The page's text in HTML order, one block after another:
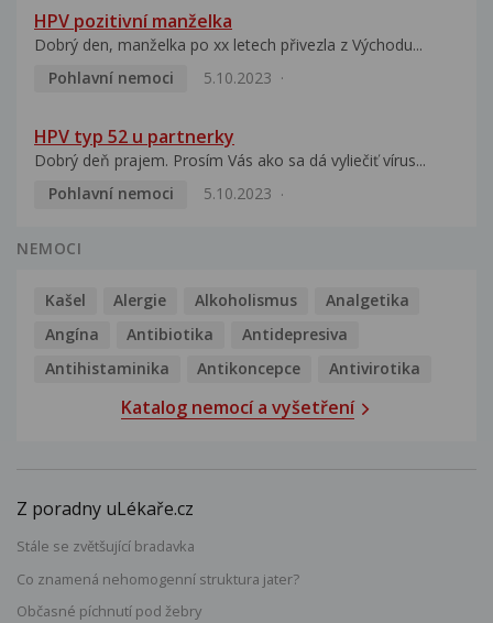
HPV pozitivní manželka
Dobrý den, manželka po xx letech přivezla z Východu...
Pohlavní nemoci
5.10.2023
HPV typ 52 u partnerky
Dobrý deň prajem. Prosím Vás ako sa dá vyliečiť vírus...
Pohlavní nemoci
5.10.2023
NEMOCI
Kašel Alergie Alkoholismus
Analgetika
Angína
Antibiotika
Antidepresiva
Antihistaminika
Antikoncepce Antivirotika
Katalog nemocí a vyšetření
Z poradny uLékaře.cz
Stále se zvětšující bradavka
Co znamená nehomogenní struktura jater?
Občasné píchnutí pod žebry